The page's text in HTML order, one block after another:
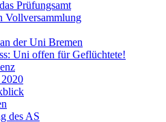
Prüfungsamt
Vollversammlung
der Uni Bremen
Uni offen für Geflüchtete!
des AS